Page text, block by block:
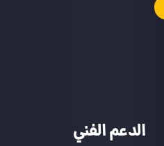
الدعم الفني